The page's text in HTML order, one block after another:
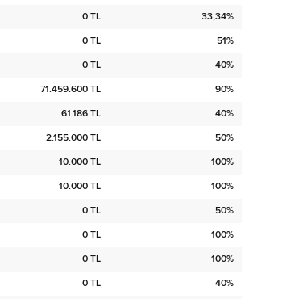
0 TL
33,34%
0 TL
51%
0 TL
40%
71.459.600 TL
90%
61.186 TL
40%
2.155.000 TL
50%
10.000 TL
100%
10.000 TL
100%
0 TL
50%
0 TL
100%
0 TL
100%
0 TL
40%